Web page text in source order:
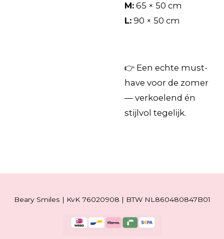
M: 65 × 50 cm
L: 90 × 50 cm
👉 Een echte must-
have voor de zomer
— verkoelend én
stijlvol tegelijk.
Beary Smiles | KvK 76020908 | BTW NL860480847B01